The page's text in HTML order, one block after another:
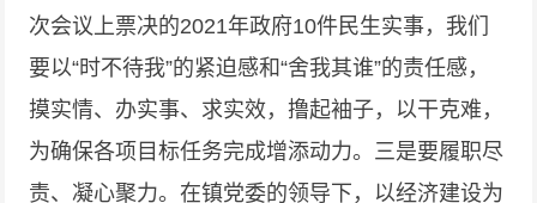
次会议上票决的2021年政府10件民生实事，我们
要以“时不待我”的紧迫感和“舍我其谁”的责任感，
摸实情、办实事、求实效，撸起袖子，以干克难，
为确保各项目标任务完成增添动力。三是要履职尽
责、凝心聚力。在镇党委的领导下，以经济建设为